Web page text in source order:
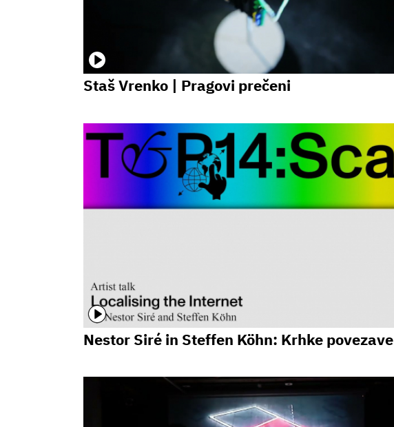
Staš Vrenko | Pragovi prečeni
Nestor Siré in Steffen Köhn: Krhke povezave